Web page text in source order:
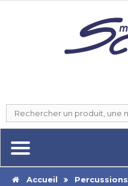
Accueil Percussions